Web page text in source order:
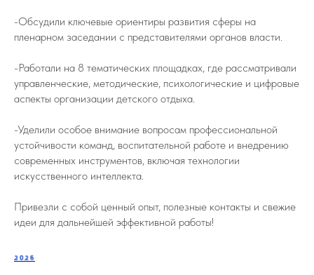
-Обсудили ключевые ориентиры развития сферы на
пленарном заседании с представителями органов власти.
-Работали на 8 тематических площадках, где рассматривали
управленческие, методические, психологические и цифровые
аспекты организации детского отдыха.
-Уделили особое внимание вопросам профессиональной
устойчивости команд, воспитательной работе и внедрению
современных инструментов, включая технологии
искусственного интеллекта.
Привезли с собой ценный опыт, полезные контакты и свежие
идеи для дальнейшей эффективной работы!
2026